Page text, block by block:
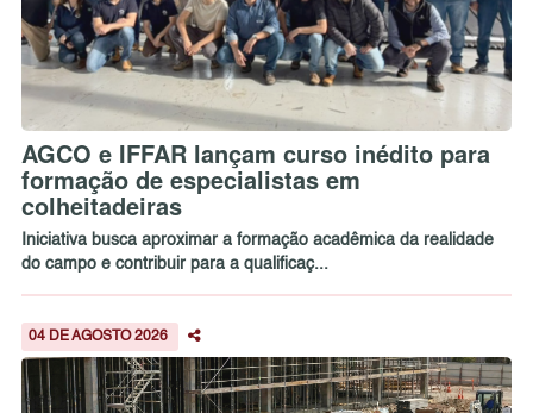
AGCO e IFFAR lançam curso inédito para
formação de especialistas em
colheitadeiras
Iniciativa busca aproximar a formação acadêmica da realidade
do campo e contribuir para a qualificaç...
04 DE AGOSTO 2026